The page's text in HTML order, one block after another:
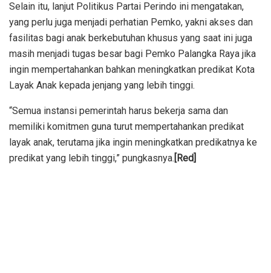
Selain itu, lanjut Politikus Partai Perindo ini mengatakan,
yang perlu juga menjadi perhatian Pemko, yakni akses dan
fasilitas bagi anak berkebutuhan khusus yang saat ini juga
masih menjadi tugas besar bagi Pemko Palangka Raya jika
ingin mempertahankan bahkan meningkatkan predikat Kota
Layak Anak kepada jenjang yang lebih tinggi.
“Semua instansi pemerintah harus bekerja sama dan
memiliki komitmen guna turut mempertahankan predikat
layak anak, terutama jika ingin meningkatkan predikatnya ke
predikat yang lebih tinggi,” pungkasnya. [Red]